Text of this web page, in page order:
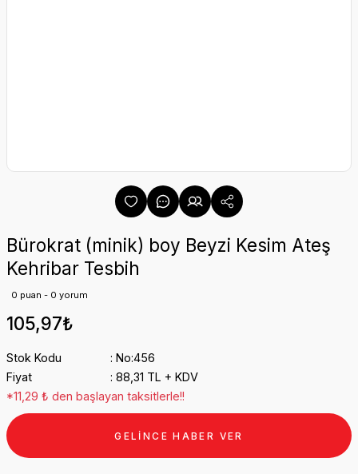
Bürokrat (minik) boy Beyzi Kesim Ateş
Kehribar Tesbih
0 puan - 0 yorum
105,97₺
Stok Kodu
No:456
Fiyat
88,31 TL + KDV
*11,29 ₺ den başlayan taksitlerle!!
GELİNCE HABER VER